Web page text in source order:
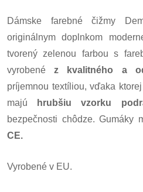
Dámske farebné čižmy
originálnym doplnkom
tvorený zelenou farbou s
vyrobenéz kvalitného a
príjemnou textíliou, vďaka
majú
hrubšiu vzorku
bezpečnosti chôdze. Gumáky
CE.
Vyrobené v EU.